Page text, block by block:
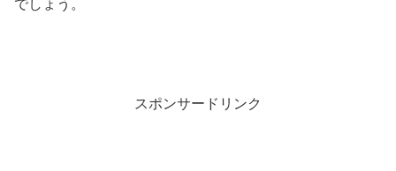
でしょう。
スポンサードリンク